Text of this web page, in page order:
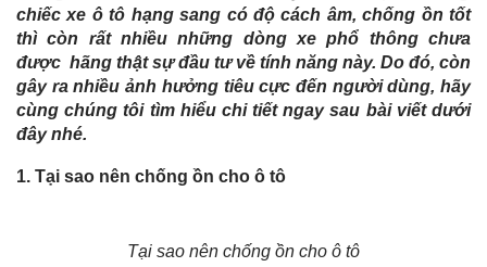
chiếc xe ô tô hạng sang có độ cách âm, chống ồn tốt
thì còn rất nhiều những dòng xe phổ thông chưa
được hãng thật sự đầu tư về tính năng này. Do đó, còn
gây ra nhiều ảnh hưởng tiêu cực đến người dùng, hãy
cùng chúng tôi tìm hiểu chi tiết ngay sau bài viết dưới
đây nhé.
1. Tại sao nên chống ồn cho ô tô
Tại sao nên chống ồn cho ô tô